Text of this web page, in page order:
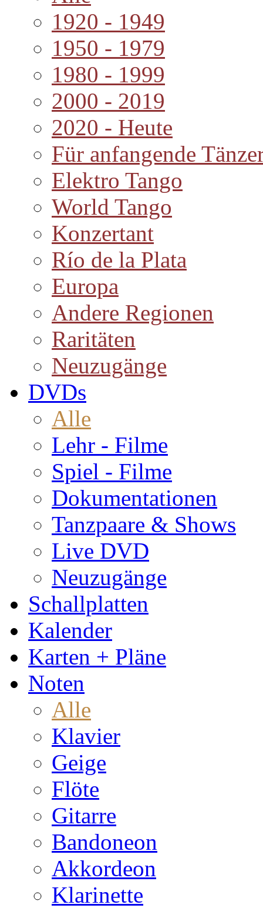
1920 - 1949
1950 - 1979
1980 - 1999
2000 - 2019
2020 - Heute
Für anfangende
Elektro Tango
World Tango
Konzertant
Río de la Plata
Europa
Andere Regionen
Raritäten
Neuzugänge
DVDs
Alle
Lehr - Filme
Spiel - Filme
Dokumentationen
Tanzpaare & Shows
Live DVD
Neuzugänge
Schallplatten
Kalender
Karten + Pläne
Noten
Alle
Klavier
Geige
Flöte
Gitarre
Bandoneon
Akkordeon
Klarinette